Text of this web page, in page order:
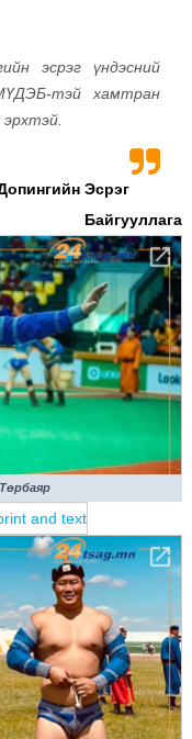
эсрэг үндэсний
тэй хамтран
Эсрэг
Байгууллага